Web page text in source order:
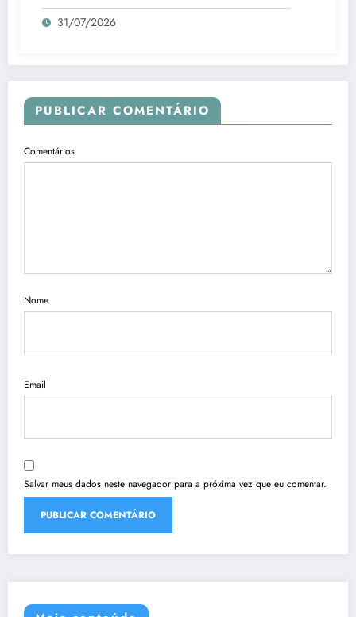
31/07/2026
PUBLICAR COMENTÁRIO
Comentários
Nome
Email
Salvar meus dados neste navegador para a próxima vez que eu comentar.